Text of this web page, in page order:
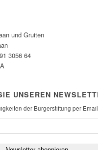
und Gruiten
3056 64
UNSEREN
der Bürgerstiftung per Email